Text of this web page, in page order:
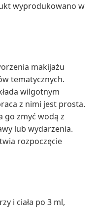
wyprodukowano w
makijażu
tematycznych.
wilgotnym
z nimi jest prosta.
go zmyć wodą z
lub wydarzenia.
rozpoczęcie
i ciała po 3 ml,